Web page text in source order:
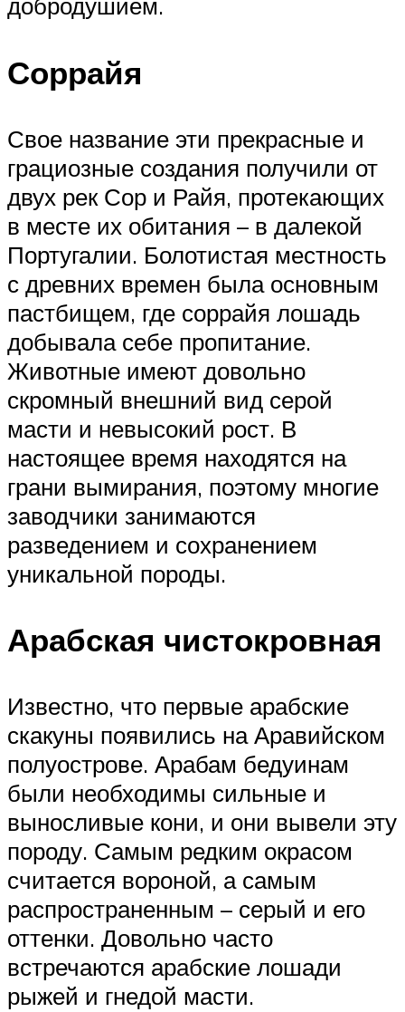
добродушием.
Соррайя
Свое название эти прекрасные и
грациозные создания получили от
двух рек Сор и Райя, протекающих
в месте их обитания – в далекой
Португалии. Болотистая местность
с древних времен была основным
пастбищем, где соррайя лошадь
добывала себе пропитание.
Животные имеют довольно
скромный внешний вид серой
масти и невысокий рост. В
настоящее время находятся на
грани вымирания, поэтому многие
заводчики занимаются
разведением и сохранением
уникальной породы.
Арабская чистокровная
Известно, что первые арабские
скакуны появились на Аравийском
полуострове. Арабам бедуинам
были необходимы сильные и
выносливые кони, и они вывели эту
породу. Самым редким окрасом
считается вороной, а самым
распространенным – серый и его
оттенки. Довольно часто
встречаются арабские лошади
рыжей и гнедой масти.